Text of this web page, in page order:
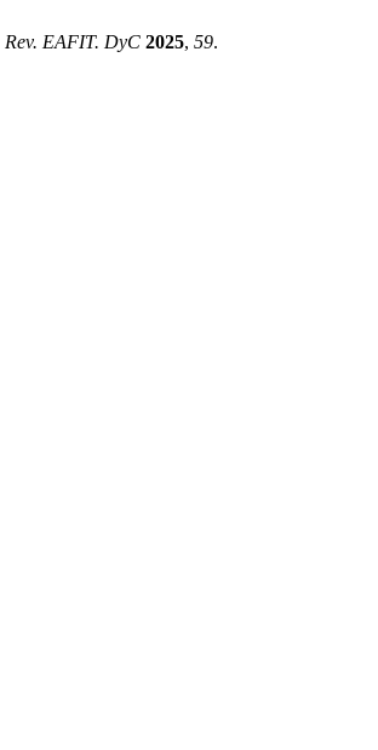
Rev. EAFIT. DyC 2025, 59.